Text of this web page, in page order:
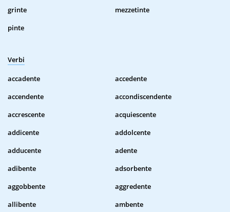
grinte
mezzetinte
pinte
Verbi
accadente
accedente
accendente
accondiscendente
accrescente
acquiescente
addicente
addolcente
adducente
adente
adibente
adsorbente
aggobbente
aggredente
allibente
ambente